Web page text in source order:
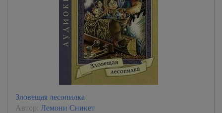
Зловещая лесопилка
Автор: Лемони Сникет